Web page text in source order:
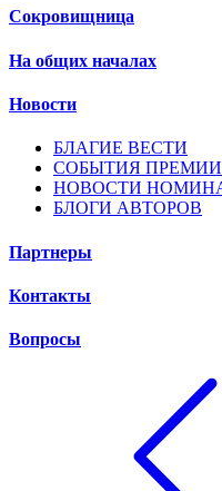
Сокровищница
На общих началах
Новости
БЛАГИЕ ВЕСТИ
СОБЫТИЯ ПРЕМИИ
НОВОСТИ
БЛОГИ АВТОРОВ
Партнеры
Контакты
Вопросы